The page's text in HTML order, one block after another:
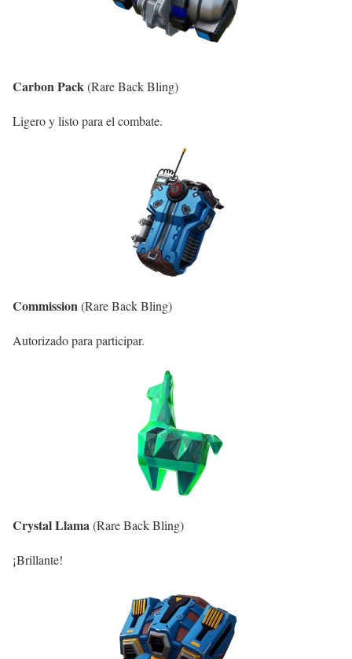
Carbon Pack (Rare Back Bling)
Ligero y listo para el combate.
Commission (Rare Back Bling)
Autorizado para participar.
Crystal Llama (Rare Back Bling)
¡Brillante!